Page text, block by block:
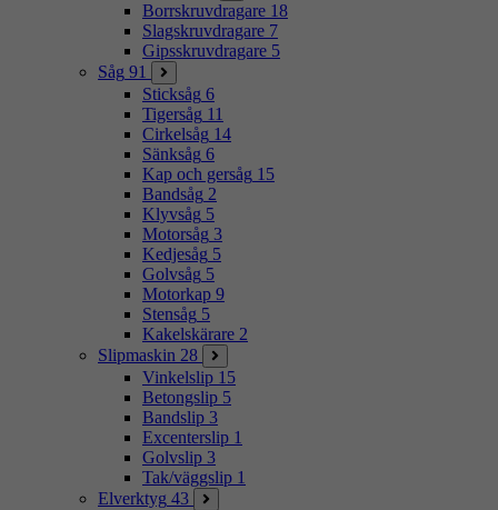
Borrskruvdragare 18
Slagskruvdragare 7
Gipsskruvdragare 5
Såg 91
Sticksåg 6
Tigersåg 11
Cirkelsåg 14
Sänksåg 6
Kap och gersåg 15
Bandsåg 2
Klyvsåg 5
Motorsåg 3
Kedjesåg 5
Golvsåg 5
Motorkap 9
Stensåg 5
Kakelskärare 2
Slipmaskin 28
Vinkelslip 15
Betongslip 5
Bandslip 3
Excenterslip 1
Golvslip 3
Tak/väggslip 1
Elverktyg 43